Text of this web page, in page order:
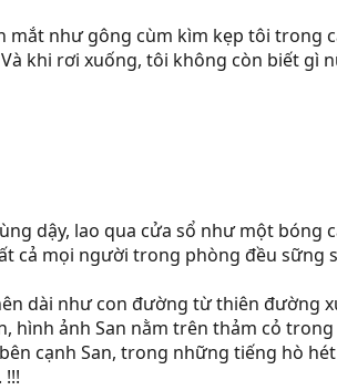
như gông cùm kìm kẹp tôi trong
khi rơi xuống, tôi không còn biết gì
dậy, lao qua cửa sổ như một
cả mọi người trong phòng đều sững
dài như con đường từ thiên đường
hình ảnh San nằm trên thảm cỏ
cạnh San, trong những tiếng hò